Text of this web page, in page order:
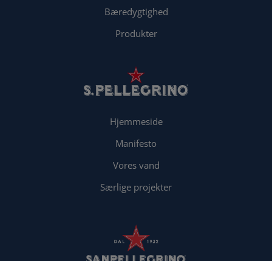
Bæredygtighed
Produkter
Hjemmeside
Manifesto
Vores vand
Særlige projekter